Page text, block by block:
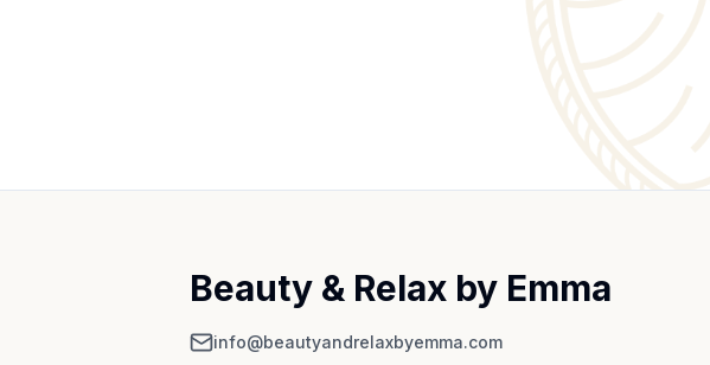
Beauty & Relax by Emma
info@beautyandrelaxbyemma.com